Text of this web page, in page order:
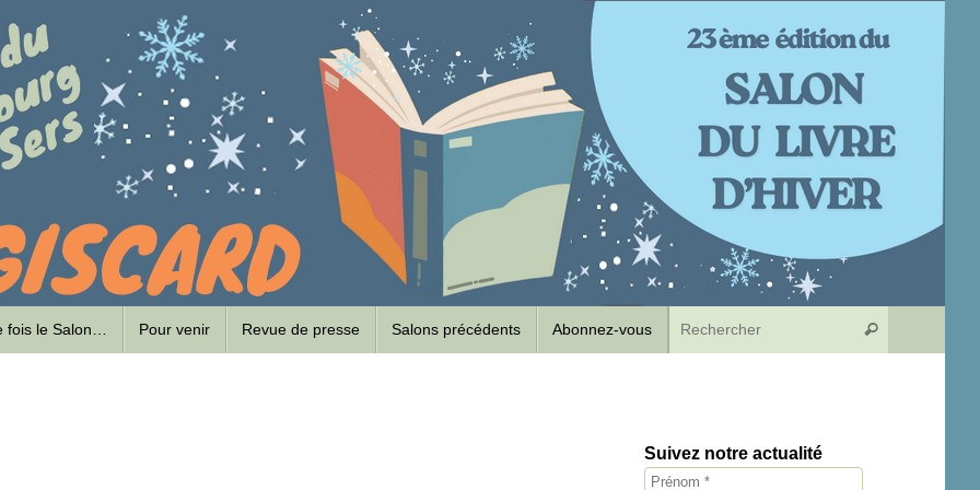
fois le Salon… Pour venir Revue de presse Salons précédents Abonnez-vous Rechercher
Suivez notre actualité